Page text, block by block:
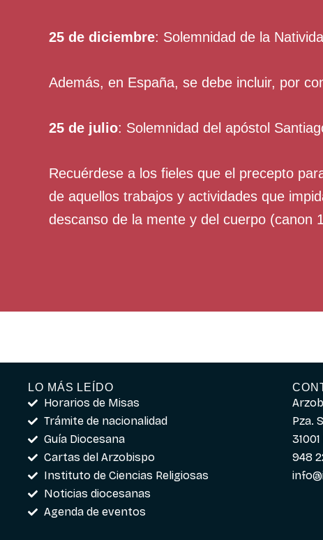
25 de diciembre: Solemnidad de la
Además, en España, se debe incluir, por
25 de julio: Solemnidad del apóstol
Recuérdese a los fieles que el precepto
de aquellos trabajos y actividades que
descanso de la mente y del cuerpo (canon
LO MÁS LEÍDO
Horarios de Misas
Trámite de nacionalidad
Guía Diocesana
Cartas del Arzobispo
Instituto de Ciencias Religiosas
Noticias diocesanas
Agenda de eventos
Pza.
948